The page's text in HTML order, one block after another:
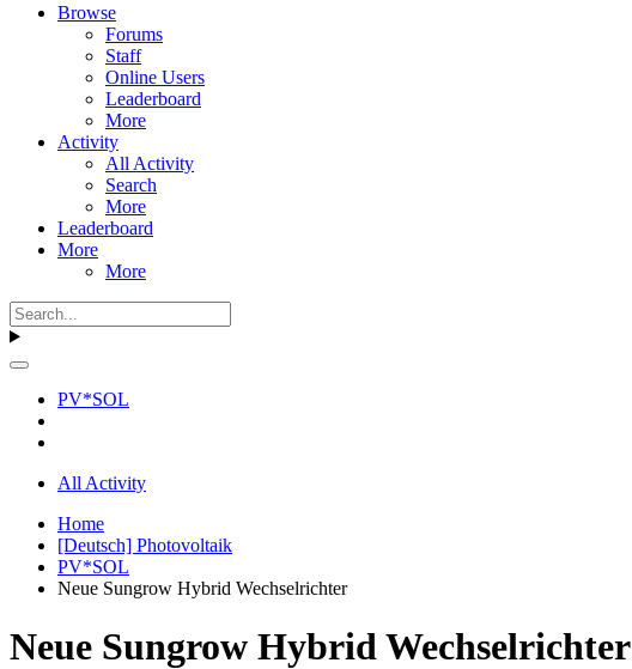
Browse
Forums
Staff
Online Users
Leaderboard
More
Activity
All Activity
Search
More
Leaderboard
More
More
PV*SOL
All Activity
Home
[Deutsch] Photovoltaik
PV*SOL
Neue Sungrow Hybrid Wechselrichter
Neue Sungrow Hybrid Wechselrichter